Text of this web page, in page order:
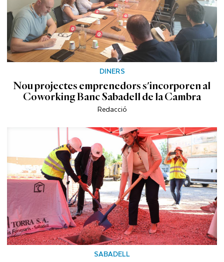
DINERS
Nou projectes emprenedors s'incorporen al
Coworking Banc Sabadell de la Cambra
Redacció
SABADELL